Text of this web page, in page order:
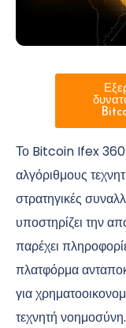
Το Bitcoin Ifex 360
αλγόριθμους
στρατηγικές
υποστηρίζει την
παρέχει
πλατφόρμα
για
τεχνητή